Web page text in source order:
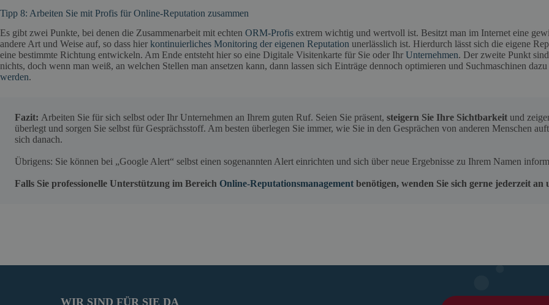
Tipp 8: Arbeiten Sie mit Profis für Online-Reputation zusammen
Es gibt zwei Punkte, bei denen die Zusammenarbeit mit echten ORM-Profis extrem wichtig und wertvoll ist. Besitzt man im Internet eine
andere Art und Weise auf, so dass hier kontinuierliches Monitoring der eigenen Reputation unerlässlich ist. Hierdurch lässt sich die eigene
eine bestimmte Richtung entwickeln. Am Ende entsteht hier so eine Digitale Visitenkarte für Sie oder Ihr Unternehmen. Der zweite Punkt
nichts, doch wenn man weiß, an welchen Stellen man ansetzen kann, dann lassen sich Einträge dennoch optimieren und Suchmaschinen dazu
werden.
Fazit: Arbeiten Sie für sich selbst oder Ihr Unternehmen an Ihrem guten Ruf. Seien Sie präsent, steigern Sie Ihre Sichtbarkeit und
überlegt und sorgen Sie selbst für Gesprächsstoff. Am besten überlegen Sie immer, wie Sie in den Gesprächen von anderen Menschen
sich danach.
Übrigens: Sie können bei „Google Alert“ selbst einen sogenannten Alert einrichten und sich über neue Ergebnisse zu Ihrem Namen
Falls Sie professionelle Unterstützung im Bereich Online-Reputationsmanagement benötigen, wenden Sie sich gerne jederzeit
WIR SIND FÜR SIE DA